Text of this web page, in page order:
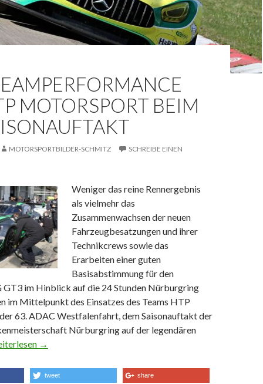
MOTORSPORT BEIM
MOTORSPORTBILDER-SCHMITZ
SCHREIBE EINEN
Weniger das reine Rennergebnis
als vielmehr das
Zusammenwachsen der neuen
Fahrzeugbesatzungen und ihrer
Technikcrews sowie das
Erarbeiten einer guten
Basisabstimmung für den
im Hinblick auf die 24 Stunden Nürburgring
im Mittelpunkt des Einsatzes des Teams HTP
63. ADAC Westfalenfahrt, dem Saisonauftakt der
Nürburgring auf der legendären
Teamperformance von HTP Motorsport beim VLN-
→
tweet share